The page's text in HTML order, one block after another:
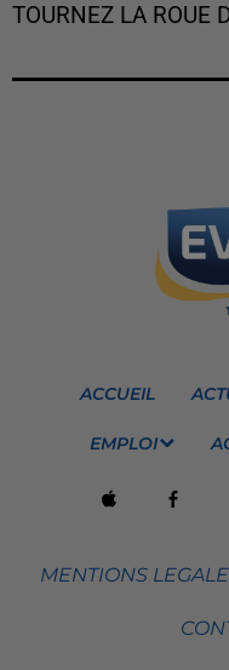
TOURNEZ LA ROUE
ACCUEIL
EMPLOI
MENTIONS